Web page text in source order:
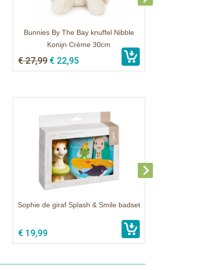
Bunnies By The Bay knuffel Nibble
Konijn Crème 30cm
€ 27,99€ 22,95
Sophie de giraf Splash & Smile badset
€ 19,99